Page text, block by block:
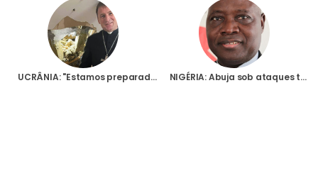
UCRÂNIA: "Estamos preparados para uma morte súbita e inesperada" NIGÉRIA: Abuja sob ataques terroristas: Arcebispo da capital nigeriana lamenta insegurança e desigualdade